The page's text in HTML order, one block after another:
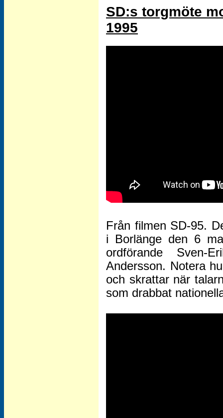
SD:s torgmöte
1995
Från filmen SD-95.
i Borlänge den 6
ordförande Sven-
Andersson. Notera
och skrattar när
som drabbat